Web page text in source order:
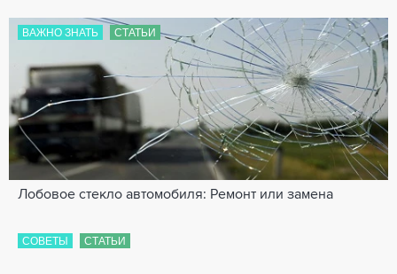
ВАЖНО ЗНАТЬ СТАТЬИ
Лобовое стекло автомобиля: Ремонт или замена
СОВЕТЫ СТАТЬИ